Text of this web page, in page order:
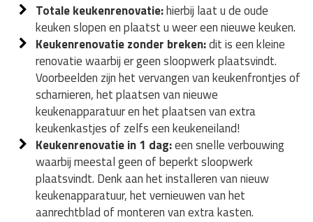
Totale keukenrenovatie:hierbij laat u de oude
keuken slopen en plaatst u weer een nieuwe keuken.
Keukenrenovatie zonder breken:dit is een kleine
renovatie waarbij er geen sloopwerk plaatsvindt.
Voorbeelden zijn het vervangen van keukenfrontjes of
scharnieren, het plaatsen van nieuwe
keukenapparatuur en het plaatsen van extra
keukenkastjes of zelfs een keukeneiland!
Keukenrenovatie in 1 dag:een snelle verbouwing
waarbij meestal geen of beperkt sloopwerk
plaatsvindt. Denk aan het installeren van nieuw
keukenapparatuur, het vernieuwen van het
aanrechtblad of monteren van extra kasten.